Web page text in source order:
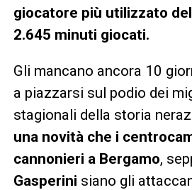
giocatore più utilizzato
2.645 minuti giocati.
Gli mancano ancora 10
a piazzarsi sul podio dei
stagionali della storia
una novità che i
cannonieri a Bergamo,
Gasperini siano gli